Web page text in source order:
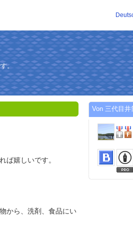
。
ば嬉しいです。
から、洗剤、食品にい
Von 三代目